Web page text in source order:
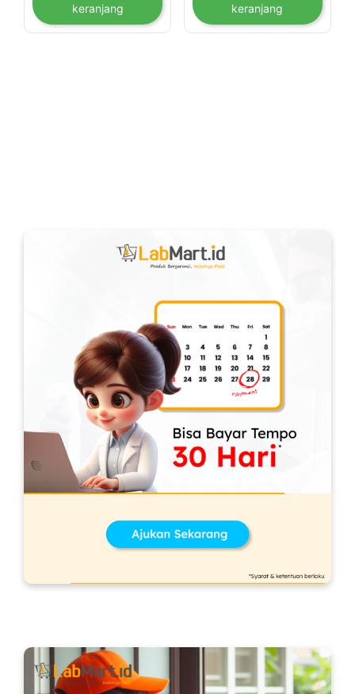
keranjang
keranjang